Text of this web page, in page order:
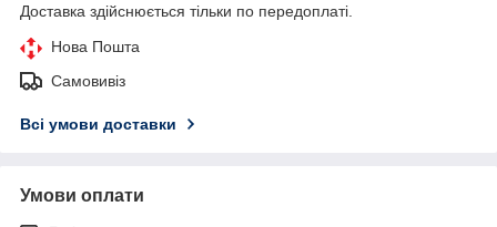
Доставка здійснюється тільки по передоплаті.
Нова Пошта
Самовивіз
Всі умови доставки
Умови оплати